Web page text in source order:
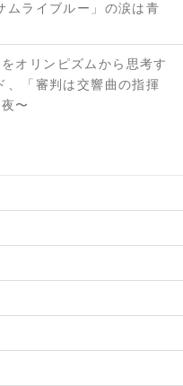
ムライブルー」の涙は青
オリンピズムから思考す
、「審判は交響曲の指揮
〜